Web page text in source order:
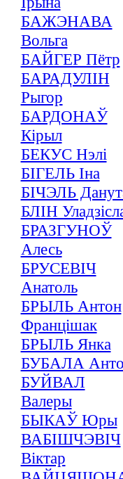
БАЖЭНАВА
Вольга
БАЙГЕР Пётр
БАРАДУЛІН
Рыгор
БАРДОНАЎ
Кірыл
БЕКУС Нэлі
БІГЕЛЬ Іна
БІЧЭЛЬ
БЛІН
БРАЗГУНОЎ
Алесь
БРУСЕВІЧ
Анатоль
БРЫЛЬ Антон
Францішак
БРЫЛЬ Янка
БУБАЛА
БУЙВАЛ
Валеры
БЫКАЎ Юры
ВАБІШЧЭВІЧ
Віктар